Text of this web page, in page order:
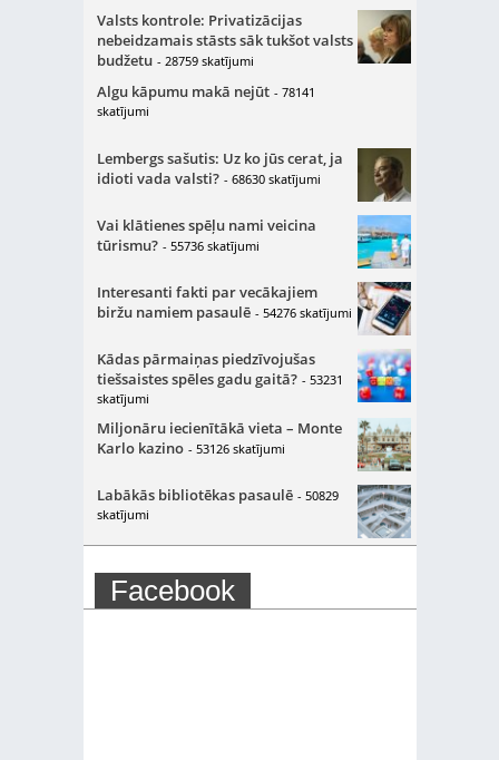
Valsts kontrole: Privatizācijas
nebeidzamais stāsts sāk tukšot valsts
budžetu - 28759 skatījumi
Algu kāpumu makā nejūt - 78141
skatījumi
Lembergs sašutis: Uz ko jūs cerat, ja
idioti vada valsti? - 68630 skatījumi
Vai klātienes spēļu nami veicina
tūrismu? - 55736 skatījumi
Interesanti fakti par vecākajiem
biržu namiem pasaulē - 54276 skatījumi
Kādas pārmaiņas piedzīvojušas
tiešsaistes spēles gadu gaitā? - 53231
skatījumi
Miljonāru iecienītākā vieta – Monte
Karlo kazino - 53126 skatījumi
Labākās bibliotēkas pasaulē - 50829
skatījumi
Facebook